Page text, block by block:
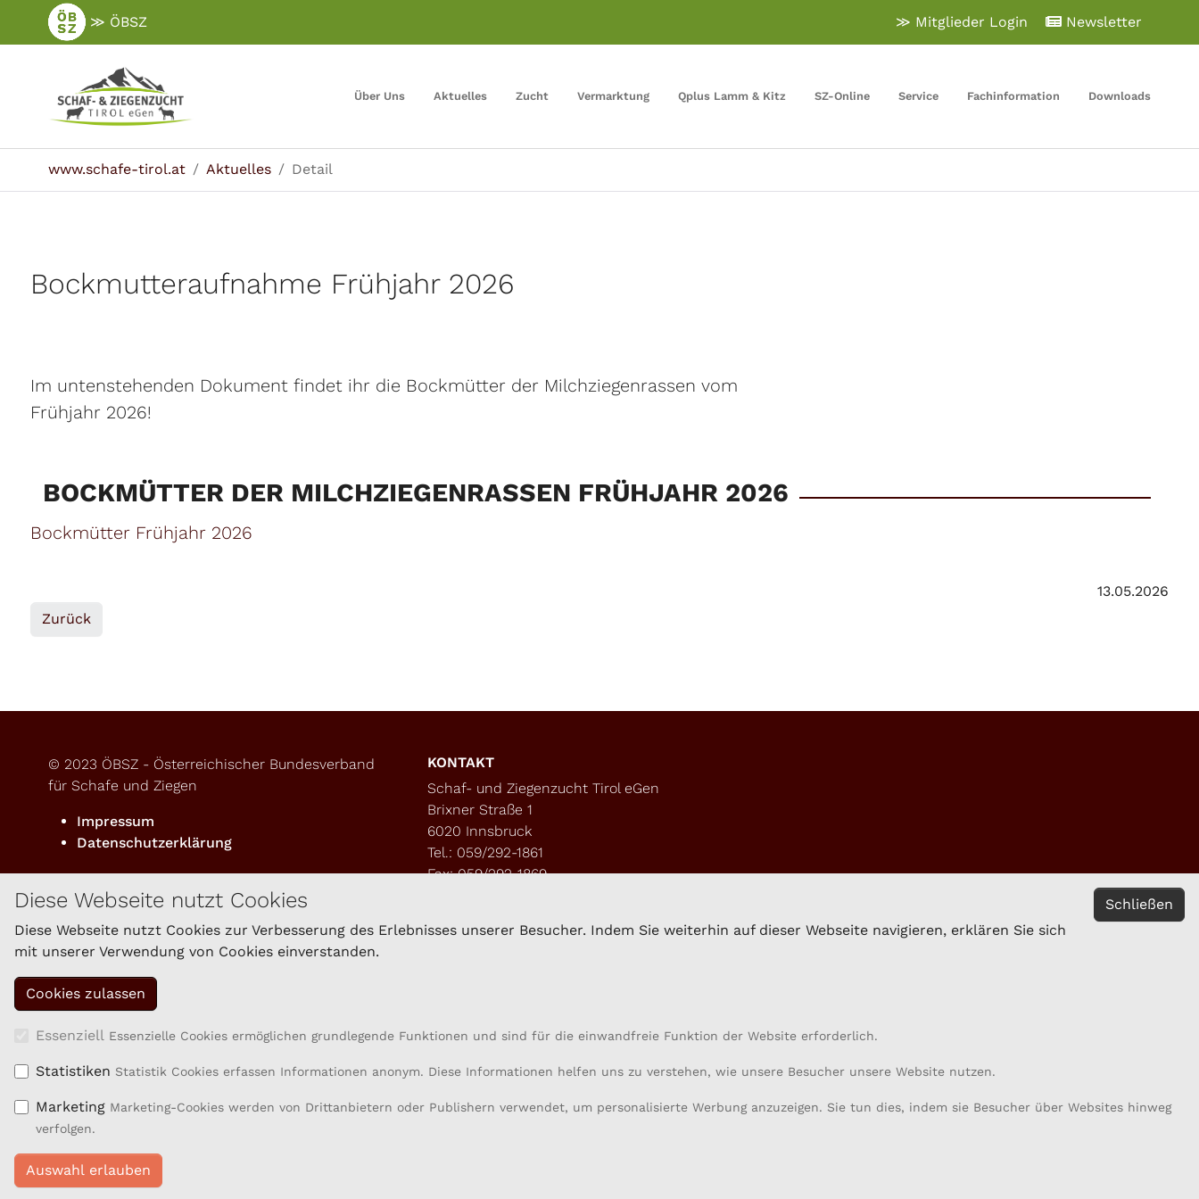
Schließen
Diese Webseite nutzt Cookies
Diese Webseite nutzt Cookies zur Verbesserung des Erlebnisses unserer Besucher. Indem Sie weiterhin auf dieser Webseite navigieren, erklären Sie sich
mit unserer Verwendung von Cookies einverstanden.
Essenziell Essenzielle Cookies ermöglichen grundlegende Funktionen und sind für die einwandfreie Funktion der Website erforderlich.
Statistiken Statistik Cookies erfassen Informationen anonym. Diese Informationen helfen uns zu verstehen, wie unsere Besucher unsere Website nutzen.
Marketing Marketing-Cookies werden von Drittanbietern oder Publishern verwendet, um personalisierte Werbung anzuzeigen. Sie tun dies, indem sie Besucher über Websites hinweg
verfolgen.
Hauptinhalt
≫ ÖBSZ Newsletter
≫ Mitglieder Login
Über Uns Aktuelles Zucht Vermarktung Qplus Lamm & Kitz SZ-Online Service Fachinformation Downloads
www.schafe-tirol.at Aktuelles Detail
Bockmutteraufnahme Frühjahr 2026
Im untenstehenden Dokument findet ihr die Bockmütter der Milchziegenrassen vom
Frühjahr 2026!
BOCKMÜTTER DER MILCHZIEGENRASSEN FRÜHJAHR 2026
Bockmütter Frühjahr 2026
13.05.2026
Zurück
© 2023 ÖBSZ - Österreichischer Bundesverband
für Schafe und Ziegen
Impressum
Datenschutzerklärung
KONTAKT
Schaf- und Ziegenzucht Tirol eGen
Brixner Straße 1
6020 Innsbruck
Tel.: 059/292-1861
Fax: 059/292-1869
Projektbeschreibung